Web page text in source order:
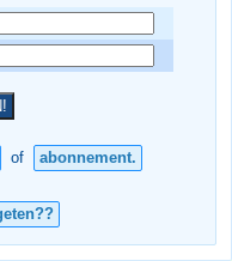
of abonnement.